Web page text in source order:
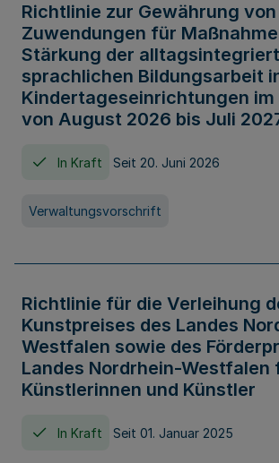
Richtlinie zur Gewährung von
Zuwendungen für
Stärkung der
sprachlichen Bildungsarbeit
Kindertageseinrichtungen im
von August 2026 bis Juli
In Kraft Seit 20. Juni 2026
Verwaltungsvorschrift
Richtlinie für die Verleihung
Kunstpreises des Landes
Westfalen sowie des
Landes Nordrhein-Westfalen
Künstlerinnen und Künstler
In Kraft Seit 01. Januar 2025